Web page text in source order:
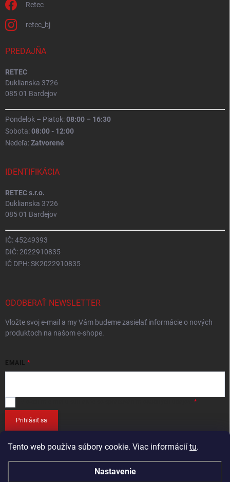
Tento web používa súbory cookie. Viac informácií tu.
Nastavenie
Retec
retec_bj
PREDAJŇA
RETEC
Duklianska 3726
085 01 Bardejov
Pondelok – Piatok:08:00 – 16:30
Sobota:08:00 - 12:00
Nedeľa:Zatvorené
IDENTIFIKÁCIA
RETEC s.r.o.
Duklianska 3726
085 01 Bardejov
IČ: 45249393
DIČ: 2022910835
IČ DPH: SK2022910835
ODOBERAŤ NEWSLETTER
Vložte svoj e-mail a my Vám budeme zasielať informácie o nových
produktoch na našom e-shope.
EMAIL
Prihlásiť sa